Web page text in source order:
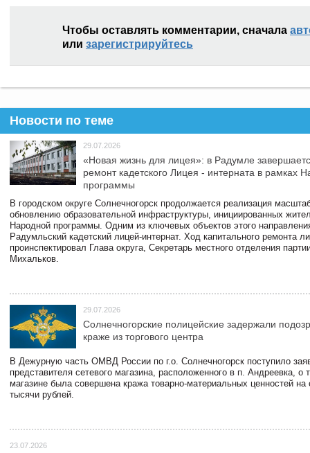
Чтобы оставлять комментарии, сначала
или зарегистрируйтесь
Новости по теме
29.07.2026
«Новая жизнь для лицея»: в Радумле
ремонт кадетского Лицея - интерната в рамках
программы
В городском округе Солнечногорск продолжается реализация
обновлению образовательной инфраструктуры, инициированных
Народной программы. Одним из ключевых объектов этого
Радумльский кадетский лицей-интернат. Ход капитального ремонта
проинспектировал Глава округа, Секретарь местного отделения
Михальков.
29.07.2026
Солнечногорские полицейские задержали
краже из торгового центра
В Дежурную часть ОМВД России по г.о. Солнечногорск поступило
представителя сетевого магазина, расположенного в п. Андреевка, о
магазине была совершена кража товарно-материальных ценностей
тысячи рублей.
23.07.2026